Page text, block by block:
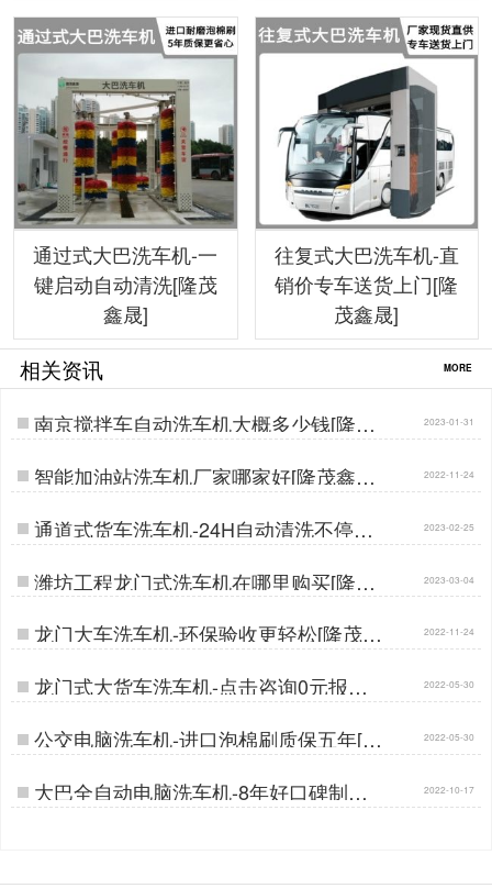
通过式大巴洗车机-一
键启动自动清洗[隆茂
鑫晟]
往复式大巴洗车机-直
销价专车送货上门[隆
茂鑫晟]
相关资讯 MORE
南京搅拌车自动洗车机大概多少钱[隆茂
鑫晟]…
2023-01-31
智能加油站洗车机厂家哪家好[隆茂鑫晟]
…
2022-11-24
通道式货车洗车机-24H自动清洗不停机
[隆茂鑫晟]…
2023-02-25
潍坊工程龙门式洗车机在哪里购买[隆茂
鑫晟]…
2023-03-04
龙门大车洗车机-环保验收更轻松[隆茂鑫
晟]…
2022-11-24
龙门式大货车洗车机-点击咨询0元报价
[隆茂鑫晟]…
2022-05-30
公交电脑洗车机-进口泡棉刷质保五年[隆
茂鑫晟]…
2022-05-30
大巴全自动电脑洗车机-8年好口碑制造
经验[隆茂鑫晟]…
2022-10-17